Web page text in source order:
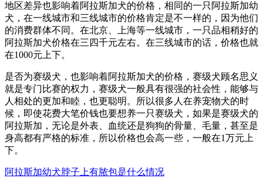
地区差异也影响着阿拉斯加犬的价格，相同的一只阿拉斯加幼
犬，在一线城市和三线城市的价格肯定是不一样的，因为他们
的消费群体不同。在北京、上海等一线城市，一只品相稍好的
阿拉斯加犬价格在三四千元左右。在三线城市的话，价格也就
在1000元上下。
是否为赛级犬，也影响着阿拉斯加犬的价格，赛级犬顾名思义
就是专门比赛的权力，赛级犬一般具有很强的社会性，能够与
人相处的更加和睦，也更聪明。所以很多人在养宠物犬的时
候，即使花费大笔价钱也要想养一只赛级犬，如果是赛级犬的
阿拉斯加，无论是外表、血统还是狗狗的骨量、毛量，甚至是
身高都有严格的标准，所以价格也会高一些，一般在1万元上
下。
阿拉斯加幼犬脖子上有脓包是什么情况